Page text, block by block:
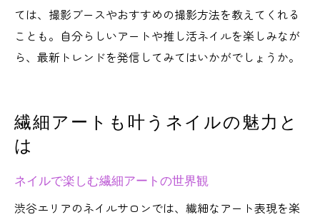
ては、撮影ブースやおすすめの撮影方法を教えてくれる
ことも。自分らしいアートや推し活ネイルを楽しみなが
ら、最新トレンドを発信してみてはいかがでしょうか。
繊細アートも叶うネイルの魅力と
は
ネイルで楽しむ繊細アートの世界観
渋谷エリアのネイルサロンでは、繊細なアート表現を楽